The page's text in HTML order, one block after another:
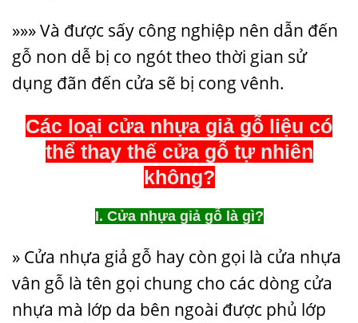
»»» Và được sấy công nghiệp nên dẫn đến
gỗ non dễ bị co ngót theo thời gian sử
dụng đãn đến cửa sẽ bị cong vênh.
Các loại cửa nhựa giả gỗ liệu có
thể thay thế cửa gỗ tự nhiên
không?
I. Cửa nhựa giả gỗ là gì?
» Cửa nhựa giả gỗ hay còn gọi là cửa nhựa
vân gỗ là tên gọi chung cho các dòng cửa
nhựa mà lớp da bên ngoài được phủ lớp